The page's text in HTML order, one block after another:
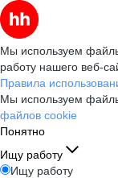
Мы используем
работу нашего веб-
Правила
Мы используем
файлов cookie
Понятно
Ищу работу
Ищу работу